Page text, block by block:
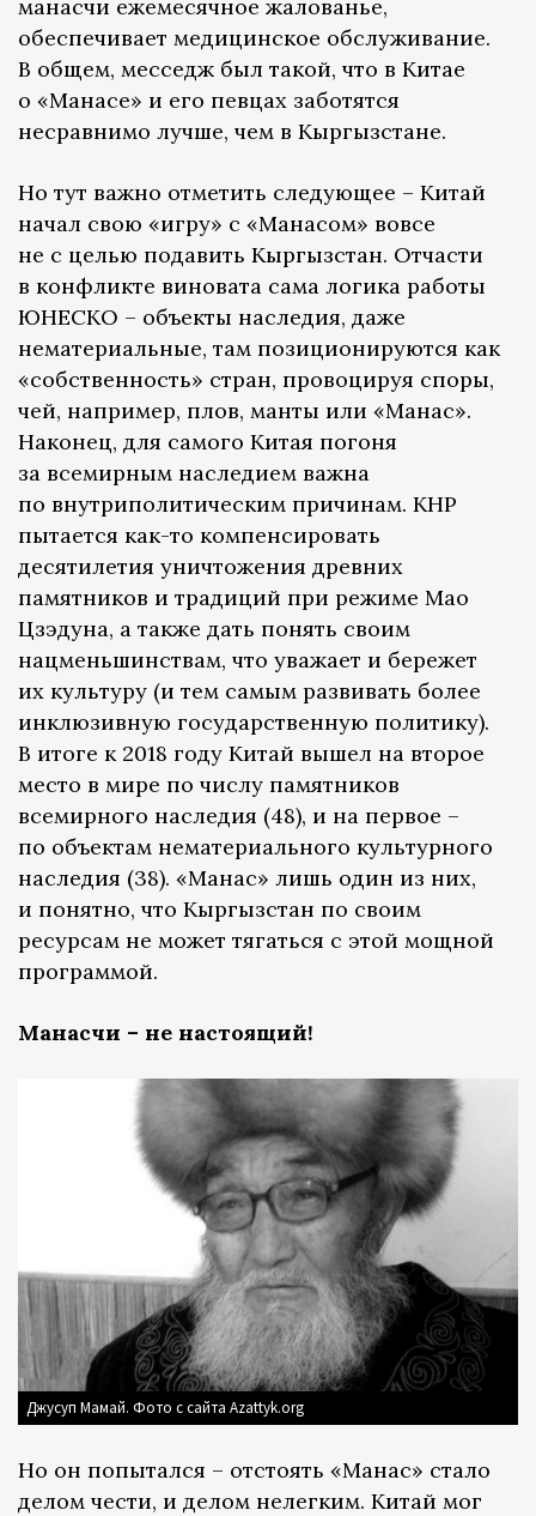
манасчи ежемесячное жалованье,
обеспечивает медицинское обслуживание.
В общем, месседж был такой, что в Китае
о «Манасе» и его певцах заботятся
несравнимо лучше, чем в Кыргызстане.
Но тут важно отметить следующее – Китай
начал свою «игру» с «Манасом» вовсе
не с целью подавить Кыргызстан. Отчасти
в конфликте виновата сама логика работы
ЮНЕСКО – объекты наследия, даже
нематериальные, там позиционируются как
«собственность» стран, провоцируя споры,
чей, например, плов, манты или «Манас».
Наконец, для самого Китая погоня
за всемирным наследием важна
по внутриполитическим причинам. КНР
пытается как-то компенсировать
десятилетия уничтожения древних
памятников и традиций при режиме Мао
Цзэдуна, а также дать понять своим
нацменьшинствам, что уважает и бережет
их культуру (и тем самым развивать более
инклюзивную государственную политику).
В итоге к 2018 году Китай вышел на второе
место в мире по числу памятников
всемирного наследия (48), и на первое –
по объектам нематериального культурного
наследия (38). «Манас» лишь один из них,
и понятно, что Кыргызстан по своим
ресурсам не может тягаться с этой мощной
программой.
Манасчи – не настоящий!
Джусуп Мамай. Фото с сайта Azattyk.org
Но он попытался – отстоять «Манас» стало
делом чести, и делом нелегким. Китай мог